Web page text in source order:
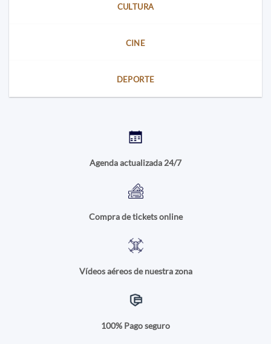
CULTURA
CINE
DEPORTE
Agenda actualizada 24/7
Compra de tickets online
Vídeos aéreos de nuestra zona
100% Pago seguro